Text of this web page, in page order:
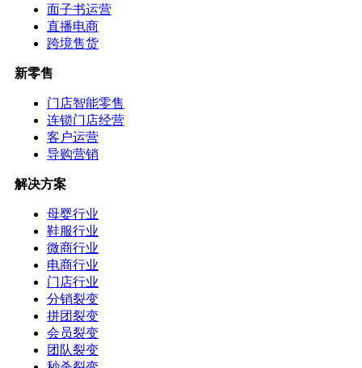
面子书运营
直播电商
跨境售货
新零售
门店智能零售
连锁门店经营
客户运营
导购营销
解决方案
母婴行业
鞋服行业
微商行业
电商行业
门店行业
分销裂变
拼团裂变
会员裂变
团队裂变